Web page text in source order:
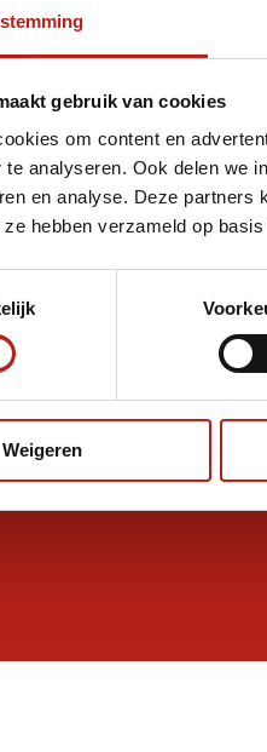
gebruik van cookies
om content en
te analyseren. Ook delen we
en analyse. Deze partners
hebben verzameld op
Weigeren
met Boken
v.a €75
je vraag?
en we helpen je graag